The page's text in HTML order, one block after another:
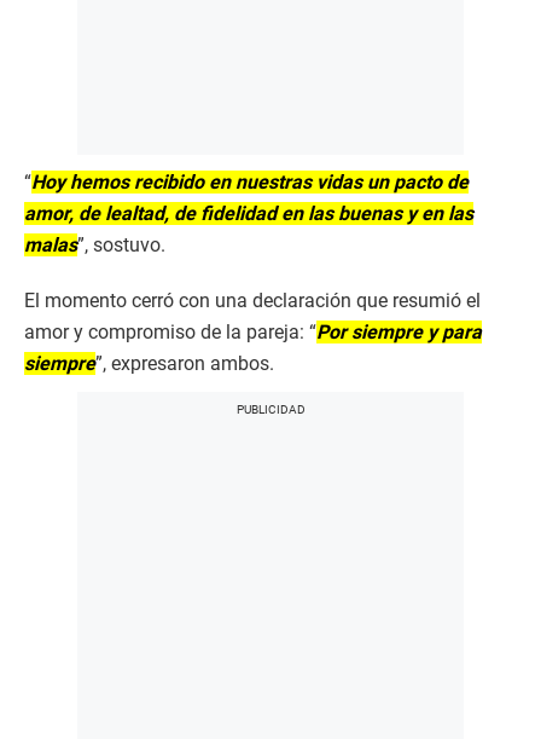
“Hoy hemos recibido en nuestras vidas un pacto de
amor, de lealtad, de fidelidad en las buenas y en las
malas”, sostuvo.
El momento cerró con una declaración que resumió el
amor y compromiso de la pareja: “Por siempre y para
siempre”, expresaron ambos.